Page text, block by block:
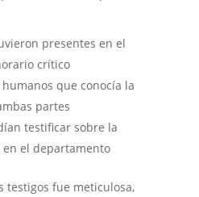
presentes en el
crítico
que conocía la
partes
testificar sobre la
el departamento
testigos fue meticulosa,